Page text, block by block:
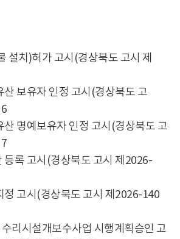
설치)허가 고시(경상북도 고시 제
산 보유자 인정 고시(경상북도 고
산 명예보유자 인정 고시(경상북도 고
등록 고시(경상북도 고시 제2026-
정 고시(경상북도 고시 제2026-140
리시설개보수사업 시행계획승인 고